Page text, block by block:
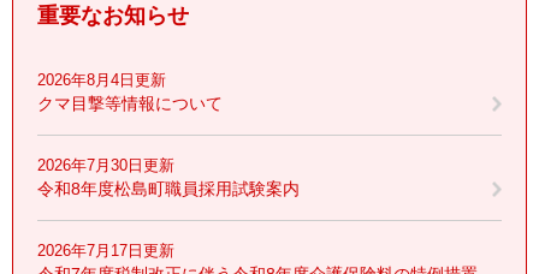
重要なお知らせ
2026年8月4日更新
クマ目撃等情報について
2026年7月30日更新
令和8年度松島町職員採用試験案内
2026年7月17日更新